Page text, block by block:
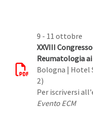
9 - 11 ottobre
XXVIII
Reumatologia
Bologna | Hotel
2)
Per iscriversi
Evento ECM